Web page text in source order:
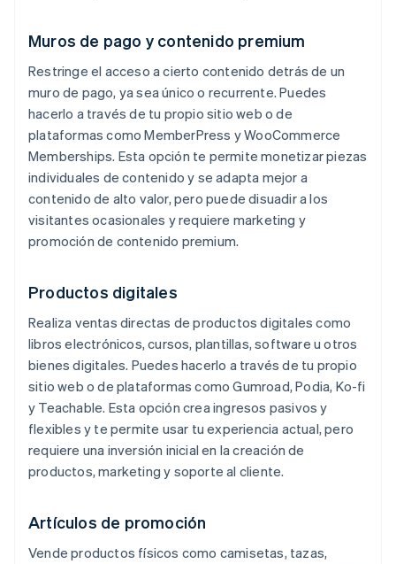
Muros de pago y contenido premium
Restringe el acceso a cierto contenido detrás de un
muro de pago, ya sea único o recurrente. Puedes
hacerlo a través de tu propio sitio web o de
plataformas como MemberPress y WooCommerce
Memberships. Esta opción te permite monetizar piezas
individuales de contenido y se adapta mejor a
contenido de alto valor, pero puede disuadir a los
visitantes ocasionales y requiere marketing y
promoción de contenido premium.
Productos digitales
Realiza ventas directas de productos digitales como
libros electrónicos, cursos, plantillas, software u otros
bienes digitales. Puedes hacerlo a través de tu propio
sitio web o de plataformas como Gumroad, Podia, Ko-fi
y Teachable. Esta opción crea ingresos pasivos y
flexibles y te permite usar tu experiencia actual, pero
requiere una inversión inicial en la creación de
productos, marketing y soporte al cliente.
Artículos de promoción
Vende productos físicos como camisetas, tazas,